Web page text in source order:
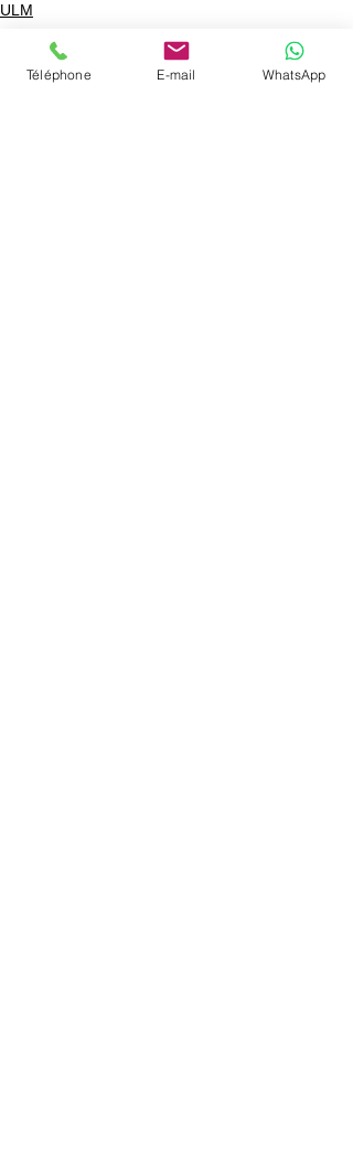
ULM
Téléphone E-mail WhatsApp